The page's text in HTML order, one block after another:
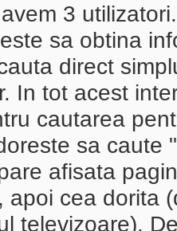
3 utilizatori.
sa obtina
direct
In tot acest
cautarea
sa caute
afisata
apoi cea dorita
televizoare).